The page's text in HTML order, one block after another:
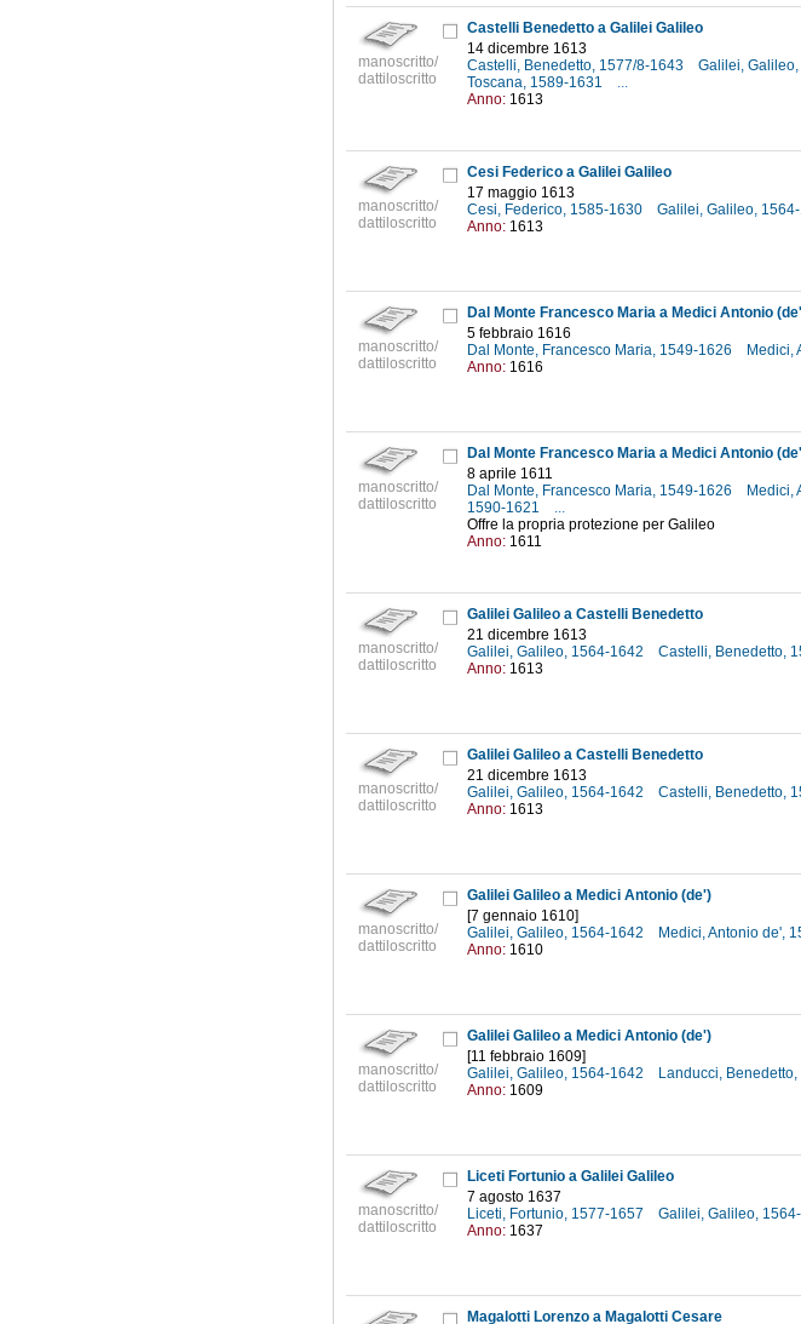
manoscritto/
dattiloscritto
Castelli Benedetto a Galilei Galileo
14 dicembre 1613
Castelli, Benedetto, 1577/8-1643
Galilei,
Toscana, 1589-1631
...
Anno: 1613
manoscritto/
dattiloscritto
Cesi Federico a Galilei Galileo
17 maggio 1613
Cesi, Federico, 1585-1630
Galilei, Galileo,
Anno: 1613
manoscritto/
dattiloscritto
Dal Monte Francesco Maria a Medici Antonio
5 febbraio 1616
Dal Monte, Francesco Maria, 1549-1626
Medici,
Anno: 1616
manoscritto/
dattiloscritto
Dal Monte Francesco Maria a Medici Antonio
8 aprile 1611
Dal Monte, Francesco Maria, 1549-1626
Medici,
1590-1621
...
Offre la propria protezione per Galileo
Anno: 1611
manoscritto/
dattiloscritto
Galilei Galileo a Castelli Benedetto
21 dicembre 1613
Galilei, Galileo, 1564-1642
Castelli, Benedetto,
Anno: 1613
manoscritto/
dattiloscritto
Galilei Galileo a Castelli Benedetto
21 dicembre 1613
Galilei, Galileo, 1564-1642
Castelli, Benedetto,
Anno: 1613
manoscritto/
dattiloscritto
Galilei Galileo a Medici Antonio (de')
[7 gennaio 1610]
Galilei, Galileo, 1564-1642
Medici, Antonio de',
Anno: 1610
manoscritto/
dattiloscritto
Galilei Galileo a Medici Antonio (de')
[11 febbraio 1609]
Galilei, Galileo, 1564-1642
Landucci,
Anno: 1609
manoscritto/
dattiloscritto
Liceti Fortunio a Galilei Galileo
7 agosto 1637
Liceti, Fortunio, 1577-1657
Galilei, Galileo,
Anno: 1637
Magalotti Lorenzo a Magalotti Cesare